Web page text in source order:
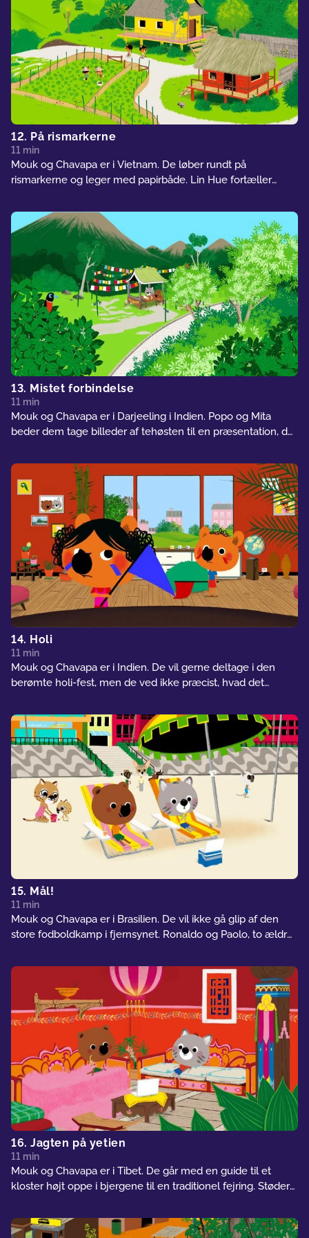
12. På rismarkerne
11 min
Mouk og Chavapa er i Vietnam. De løber rundt på
rismarkerne og leger med papirbåde. Lin Hue fortæller
vandet løber ud af rismarkerne, tørrer risplanterne ud! Lin
Hue hjælper sine nye venner med at rette deres fejl og
redde fiskene.
13. Mistet forbindelse
11 min
Mouk og Chavapa er i Darjeeling i Indien. Popo og Mita
beder dem tage billeder af tehøsten til en præsentation, de
stykker. Heldigvis er Indien et langt mere moderne land,
end de havde forestillet sig...
14. Holi
11 min
Mouk og Chavapa er i Indien. De vil gerne deltage i den
berømte holi-fest, men de ved ikke præcist, hvad det
dem…
15. Mål!
11 min
Mouk og Chavapa er i Brasilien. De vil ikke gå glip af den
store fodboldkamp i fjernsynet. Ronaldo og Paolo, to ældre
dem. Desværre rykker en albatros på fjersynsantennen, og
billedet på skærmen forsvinder. Vores venner tager af sted
for at finde Baya, Ronaldos barnebarn, der ved, hvordan
man reparerer antennen...
16. Jagten på yetien
11 min
Mouk og Chavapa er i Tibet. De går med en guide til et
kloster højt oppe i bjergene til en traditionel fejring. Støder
sagn?